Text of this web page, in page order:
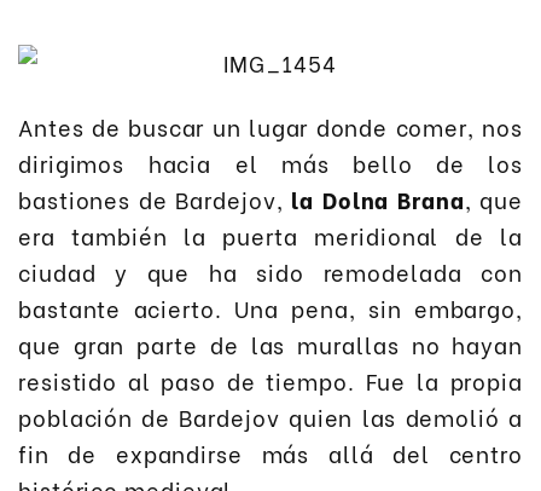
Antes de buscar un lugar donde comer, nos
dirigimos hacia el más bello de los
bastiones de Bardejov, la Dolna Brana, que
era también la puerta meridional de la
ciudad y que ha sido remodelada con
bastante acierto. Una pena, sin embargo,
que gran parte de las murallas no hayan
resistido al paso de tiempo. Fue la propia
población de Bardejov quien las demolió a
fin de expandirse más allá del centro